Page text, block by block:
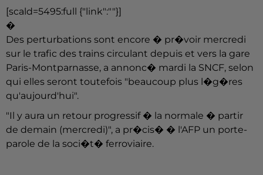
[scald=5495:full {"link":""}]
�
Des perturbations sont encore � pr�voir mercredi
sur le trafic des trains circulant depuis et vers la gare
Paris-Montparnasse, a annonc� mardi la SNCF, selon
qui elles seront toutefois "beaucoup plus l�g�res
qu'aujourd'hui".
"Il y aura un retour progressif � la normale � partir
de demain (mercredi)", a pr�cis� � l'AFP un porte-
parole de la soci�t� ferroviaire.